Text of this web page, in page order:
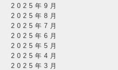
2025年9月
2025年8月
2025年7月
2025年6月
2025年5月
2025年4月
2025年3月